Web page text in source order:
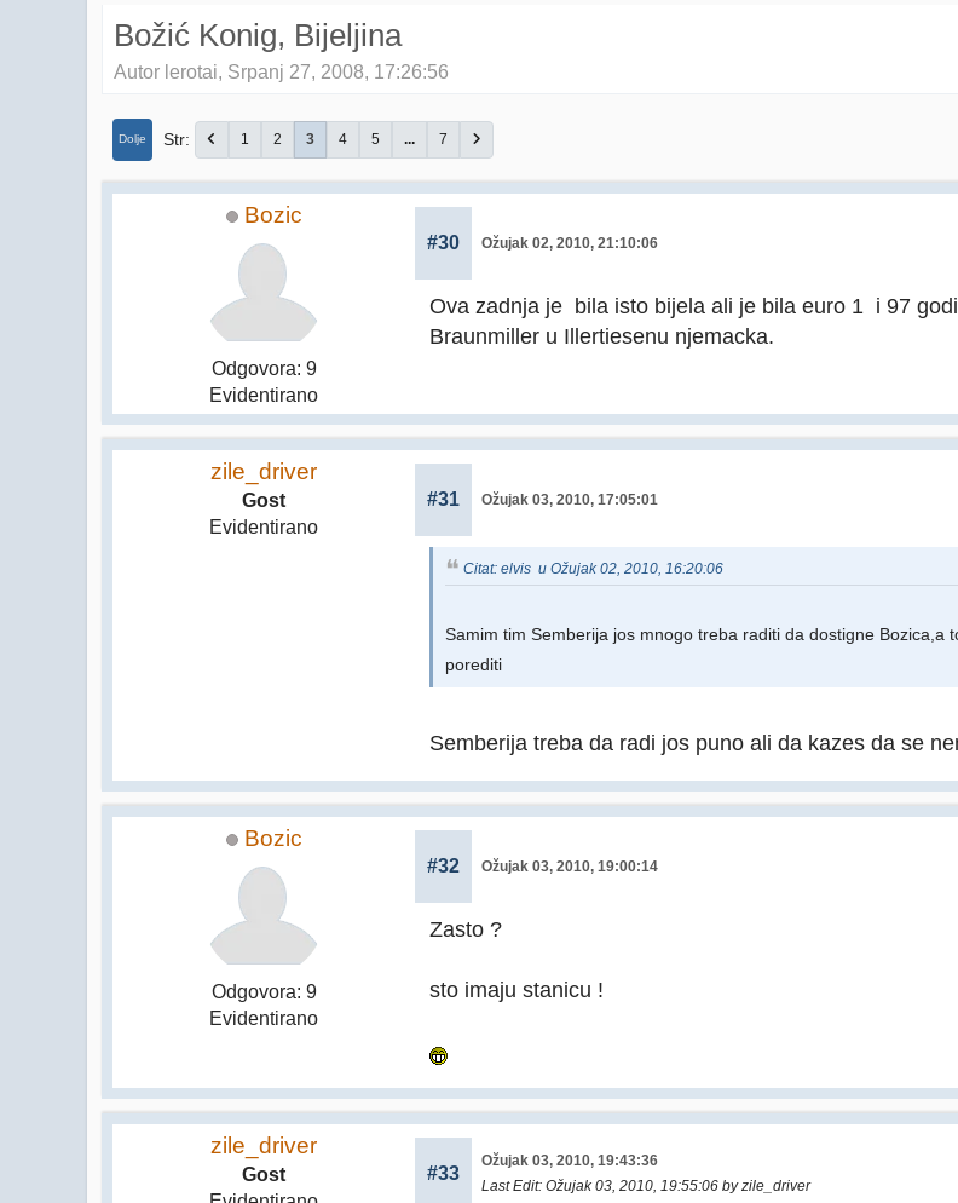
Božić Konig, Bijeljina
Autor lerotai, Srpanj 27, 2008, 17:26:56
Dolje Str 1 2 3 4 5 ... 7
Bozic
Odgovora: 9
Evidentirano
#30 Ožujak 02, 2010, 21:10:06
Ova zadnja je bila isto bijela ali je bila euro 1 i 97
Braunmiller u Illertiesenu njemacka.
zile_driver
Gost
Evidentirano
#31 Ožujak 03, 2010, 17:05:01
Citat: elvis u Ožujak 02, 2010, 16:20:06
Samim tim Semberija jos mnogo treba raditi da dostigne
porediti
Semberija treba da radi jos puno ali da kazes da se
Bozic
Odgovora: 9
Evidentirano
#32 Ožujak 03, 2010, 19:00:14
Zasto ?
sto imaju stanicu !
zile_driver
Gost
#33
Ožujak 03, 2010, 19:43:36
Last Edit: Ožujak 03, 2010, 19:55:06 by zile_driver